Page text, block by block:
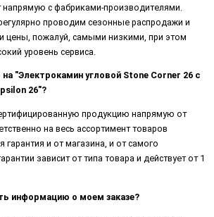
с фабриками-производителями.
проводим сезонные распродажи и
цены, пожалуй, самыми низкими, при этом
уровень сервиса.
"Электрокамин угловой Stone Corner 26 с
26"?
продукцию напрямую от
на весь ассортимент товаров
гарантия и от магазина, и от самого
зависит от типа товара и действует от 1
информацию о моем заказе?